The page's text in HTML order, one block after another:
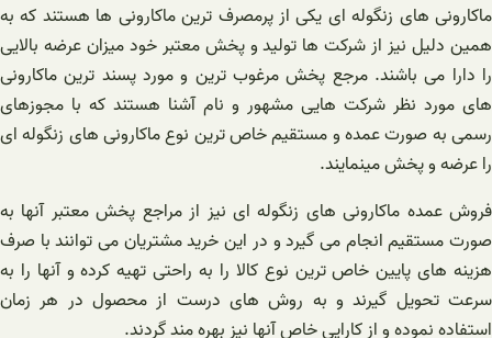
ماکارونی های زنگوله ای یکی از پرمصرف ترین ماکارونی ها هستند که به
همین دلیل نیز از شرکت ها تولید و پخش معتبر خود میزان عرضه بالایی
را دارا می باشند. مرجع پخش مرغوب ترین و مورد پسند ترین ماکارونی
های مورد نظر شرکت هایی مشهور و نام آشنا هستند که با مجوزهای
رسمی به صورت عمده و مستقیم خاص ترین نوع ماکارونی های زنگوله ای
را عرضه و پخش مینمایند.
فروش عمده ماکارونی های زنگوله ای نیز از مراجع پخش معتبر آنها به
صورت مستقیم انجام می گیرد و در این خرید مشتریان می توانند با صرف
هزینه های پایین خاص ترین نوع کالا را به راحتی تهیه کرده و آنها را به
سرعت تحویل گیرند و به روش های درست از محصول در هر زمان
استفاده نموده و از کارایی خاص آنها نیز بهره مند گردند.